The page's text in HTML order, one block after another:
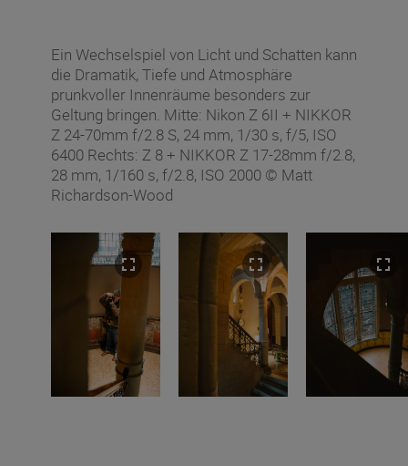
Ein Wechselspiel von Licht und Schatten kann
die Dramatik, Tiefe und Atmosphäre
prunkvoller Innenräume besonders zur
Geltung bringen. Mitte: Nikon Z 6II + NIKKOR
Z 24-70mm f/2.8 S, 24 mm, 1/30 s, f/5, ISO
6400 Rechts: Z 8 + NIKKOR Z 17-28mm f/2.8,
28 mm, 1/160 s, f/2.8, ISO 2000 © Matt
Richardson-Wood